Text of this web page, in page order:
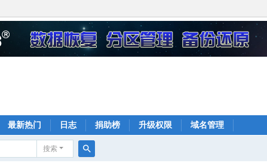
最新热门 日志 捐助榜 升级权限 域名管理
搜索